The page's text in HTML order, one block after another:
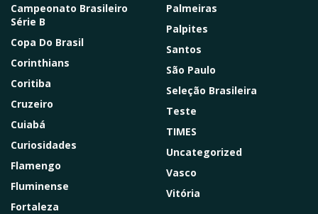
Campeonato Brasileiro
Série B
Copa Do Brasil
Corinthians
Coritiba
Cruzeiro
Cuiabá
Curiosidades
Flamengo
Fluminense
Fortaleza
Palmeiras
Palpites
Santos
São Paulo
Seleção Brasileira
Teste
TIMES
Uncategorized
Vasco
Vitória